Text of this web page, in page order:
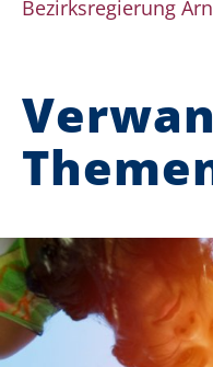
Bezirksregierung